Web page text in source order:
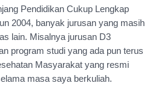
Pendidikan Cukup Lengkap
2004, banyak jurusan yang masih
lain. Misalnya jurusan D3
program studi yang ada pun terus
Masyarakat yang resmi
masa saya berkuliah.